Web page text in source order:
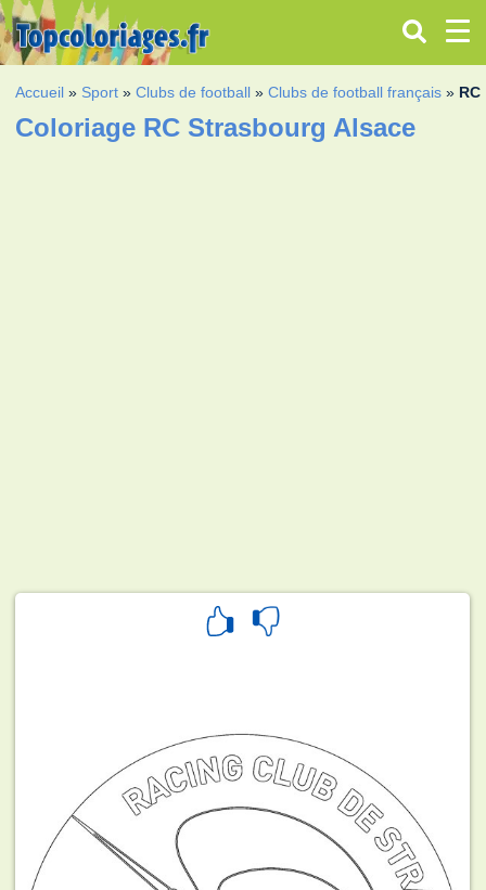
Accueil » Sport »Clubs de football »Clubs de football français »
Coloriage RC Strasbourg Alsace